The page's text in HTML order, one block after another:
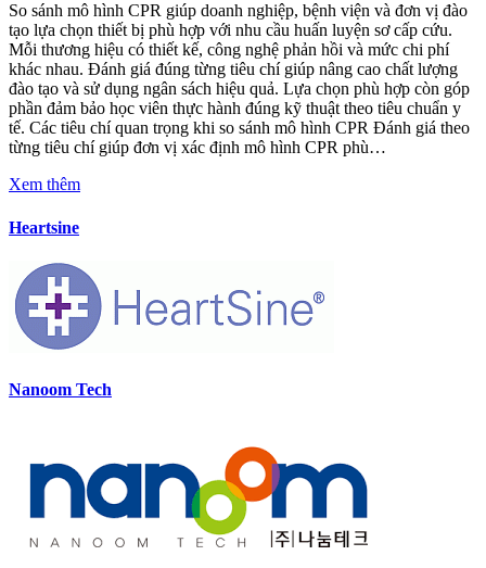
So sánh mô hình CPR giúp doanh nghiệp, bệnh viện và đơn vị đào
tạo lựa chọn thiết bị phù hợp với nhu cầu huấn luyện sơ cấp cứu.
Mỗi thương hiệu có thiết kế, công nghệ phản hồi và mức chi phí
khác nhau. Đánh giá đúng từng tiêu chí giúp nâng cao chất lượng
đào tạo và sử dụng ngân sách hiệu quả. Lựa chọn phù hợp còn góp
phần đảm bảo học viên thực hành đúng kỹ thuật theo tiêu chuẩn y
tế. Các tiêu chí quan trọng khi so sánh mô hình CPR Đánh giá theo
từng tiêu chí giúp đơn vị xác định mô hình CPR phù…
Xem thêm
Heartsine
Nanoom Tech